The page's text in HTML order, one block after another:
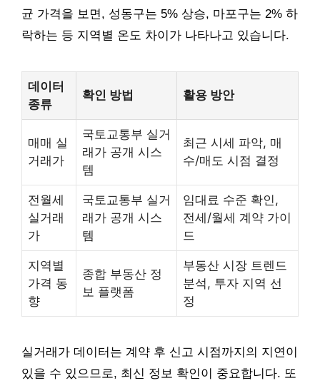
균 가격을 보면, 성동구는 5% 상승, 마포구는 2% 하
락하는 등 지역별 온도 차이가 나타나고 있습니다.
데이터
종류
확인 방법 활용 방안
매매 실
거래가
국토교통부 실거
래가 공개 시스
템
최근 시세 파악, 매
수/매도 시점 결정
전월세
실거래
가
국토교통부 실거
래가 공개 시스
템
임대료 수준 확인,
전세/월세 계약 가이
드
지역별
가격 동
향
종합 부동산 정
보 플랫폼
부동산 시장 트렌드
분석, 투자 지역 선
정
실거래가 데이터는 계약 후 신고 시점까지의 지연이
있을 수 있으므로, 최신 정보 확인이 중요합니다. 또